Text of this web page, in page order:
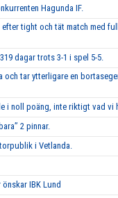
Hagunda IF.
efter tight och tät match med
dagar trots 3-1 i spel 5-5.
och tar ytterligare en
i noll poäng, inte riktigt vad vi
2 pinnar.
i Vetlanda.
IBK Lund